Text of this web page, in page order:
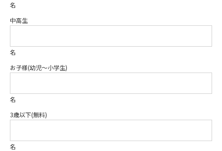
名
中高生
名
お子様(幼児〜小学生)
名
3歳以下(無料)
名